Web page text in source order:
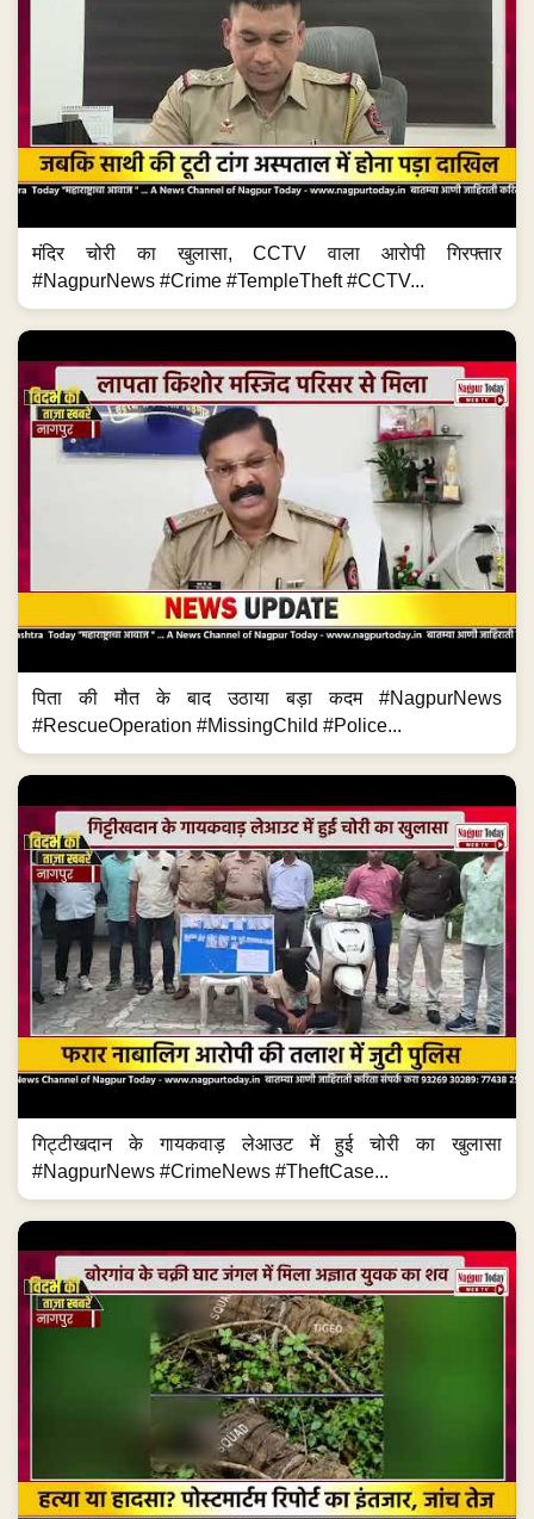
मंदिर चोरी का खुलासा, CCTV वाला आरोपी गिरफ्तार
#NagpurNews #Crime #TempleTheft #CCTV...
पिता की मौत के बाद उठाया बड़ा कदम #NagpurNews
#RescueOperation #MissingChild #Police...
गिट्टीखदान के गायकवाड़ लेआउट में हुई चोरी का खुलासा
#NagpurNews #CrimeNews #TheftCase...